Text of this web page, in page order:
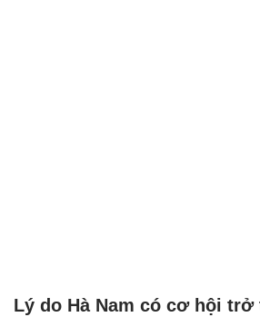
Lý do Hà Nam có cơ hội trở